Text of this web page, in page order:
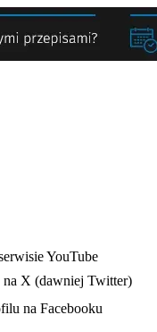
YouTube
na X (dawniej Twitter)
na Facebooku